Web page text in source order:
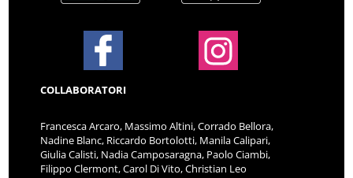
COLLABORATORI
Francesca Arcaro, Massimo Altini, Corrado Bellora,
Nadine Blanc, Riccardo Bortolotti, Manila Calipari,
Giulia Calisti, Nadia Camposaragna, Paolo Ciambi,
Filippo Clermont, Carol Di Vito, Christian Leo